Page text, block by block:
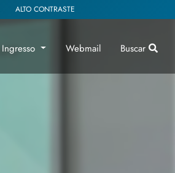
Ingresso Webmail Buscar
ALTO CONTRASTE